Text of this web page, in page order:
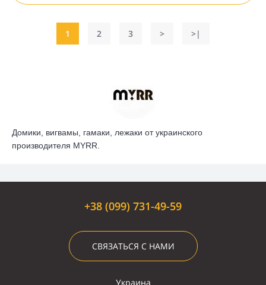
1 2 3 > >|
Домики, вигвамы, гамаки, лежаки от украинского
производителя MYRR.
+38 (099) 731-49-59
СВЯЗАТЬСЯ С НАМИ
Украина